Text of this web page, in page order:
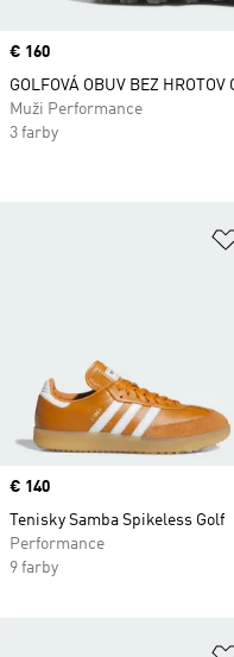
Price
€ 140
Tenisky Samba Spikeless Golf
Performance
9 farby
Price
€ 160
GOLFOVÁ OBUV BEZ HROTOV
Muži Performance
3 farby